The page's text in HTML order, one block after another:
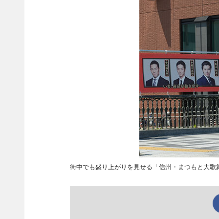
街中でも盛り上がりを見せる「信州・まつもと大歌